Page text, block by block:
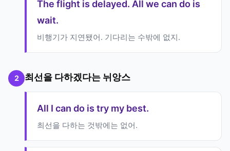
The flight is delayed. All we can do is
wait.
비행기가 지연됐어. 기다리는 수밖에 없지.
2 최선을 다하겠다는 뉘앙스
All I can do is try my best.
최선을 다하는 것밖에는 없어.